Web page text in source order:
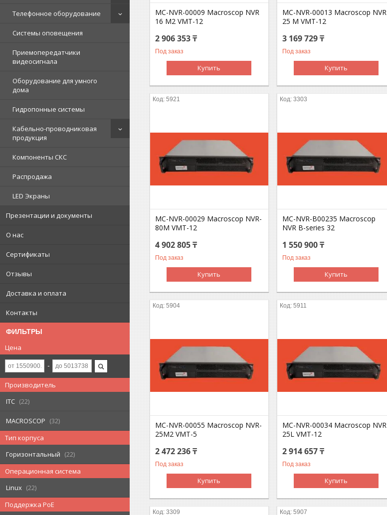
Телефонное оборудование
Системы оповещения
Приемопередатчики
видеосигнала
Оборудование для умного
дома
Гидропонные системы
Кабельно-проводниковая
продукция
Компоненты СКС
Распродажа
LED Экраны
Презентации и документы
О нас
Сертификаты
Отзывы
Доставка и оплата
Контакты
ФИЛЬТРЫ
Цена
Производитель
ITC
22
MACROSCOP
32
Тип корпуса
Горизонтальный
22
Операционная система
Linux
22
Поддержка PoE
MC-NVR-00009 Macroscop NVR
16 M2 VMT-12
2 906 353 ₸
Под заказ
Купить
MC-NVR-00013 Macroscop NVR
25 M VMT-12
3 169 729 ₸
Под заказ
Купить
5921
MC-NVR-00029 Macroscop NVR-
80M VMT-12
4 902 805 ₸
Под заказ
Купить
3303
MC-NVR-B00235 Macroscop
NVR B-series 32
1 550 900 ₸
Под заказ
Купить
5904
MC-NVR-00055 Macroscop NVR-
25M2 VMT-5
2 472 236 ₸
Под заказ
Купить
5911
MC-NVR-00034 Macroscop NVR
25L VMT-12
2 914 657 ₸
Под заказ
Купить
3309 5907